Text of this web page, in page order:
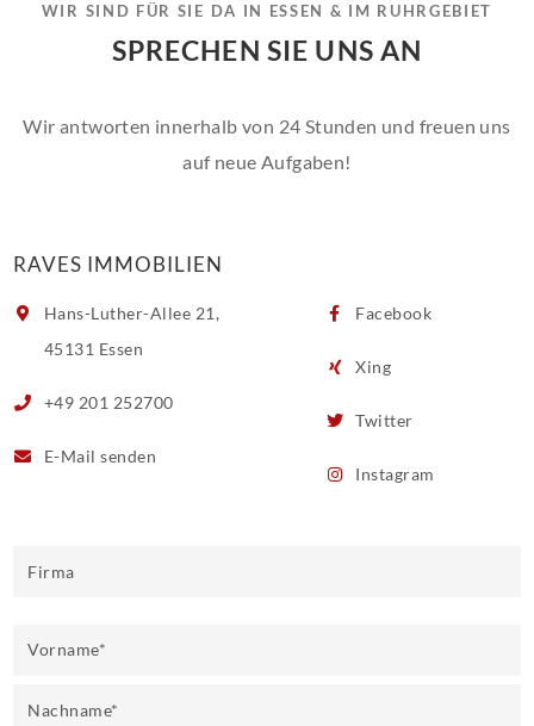
WIR SIND FÜR SIE DA IN ESSEN & IM RUHRGEBIET
SPRECHEN SIE UNS AN
Wir antworten innerhalb von 24 Stunden und freuen uns
auf neue Aufgaben!
RAVES IMMOBILIEN
Hans-Luther-Allee 21,
45131 Essen
+49 201 252700
E-Mailsenden
Facebook
Xing
Twitter
Instagram
Firma
Vorname*
Nachname*